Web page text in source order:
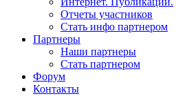
Отчеты участников
Стать инфо партнером
Партнеры
Наши партнеры
Стать партнером
Форум
Контакты